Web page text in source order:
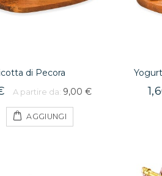
di Pecora
A partire da: 9,00 €
AGGIUNGI